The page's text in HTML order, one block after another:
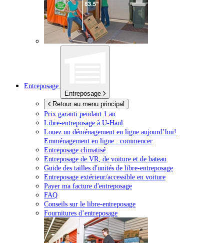
Entreposage
Entreposage
Retour au menu principal
Prix garanti pendant 1 an
Libre-entreposage à U-Haul
Louez un déménagement en ligne aujourd’hui!
Emménagement en ligne : commencer
Entreposage climatisé
Entreposage de VR, de voiture et de bateau
Guide des tailles d'unités de libre-entreposage
Entreposage extérieur/accessible en voiture
Payer ma facture d'entreposage
FAQ
Conseils sur le libre-entreposage
Fournitures d’entreposage